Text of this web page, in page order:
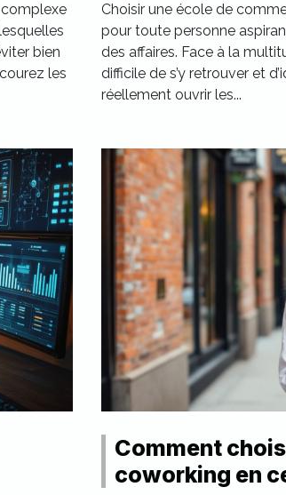
bien
les
Choisir une école de
pour toute personne
des affaires. Face à la
difficile de s’y retrouver et
réellement ouvrir les...
Comment
coworking en